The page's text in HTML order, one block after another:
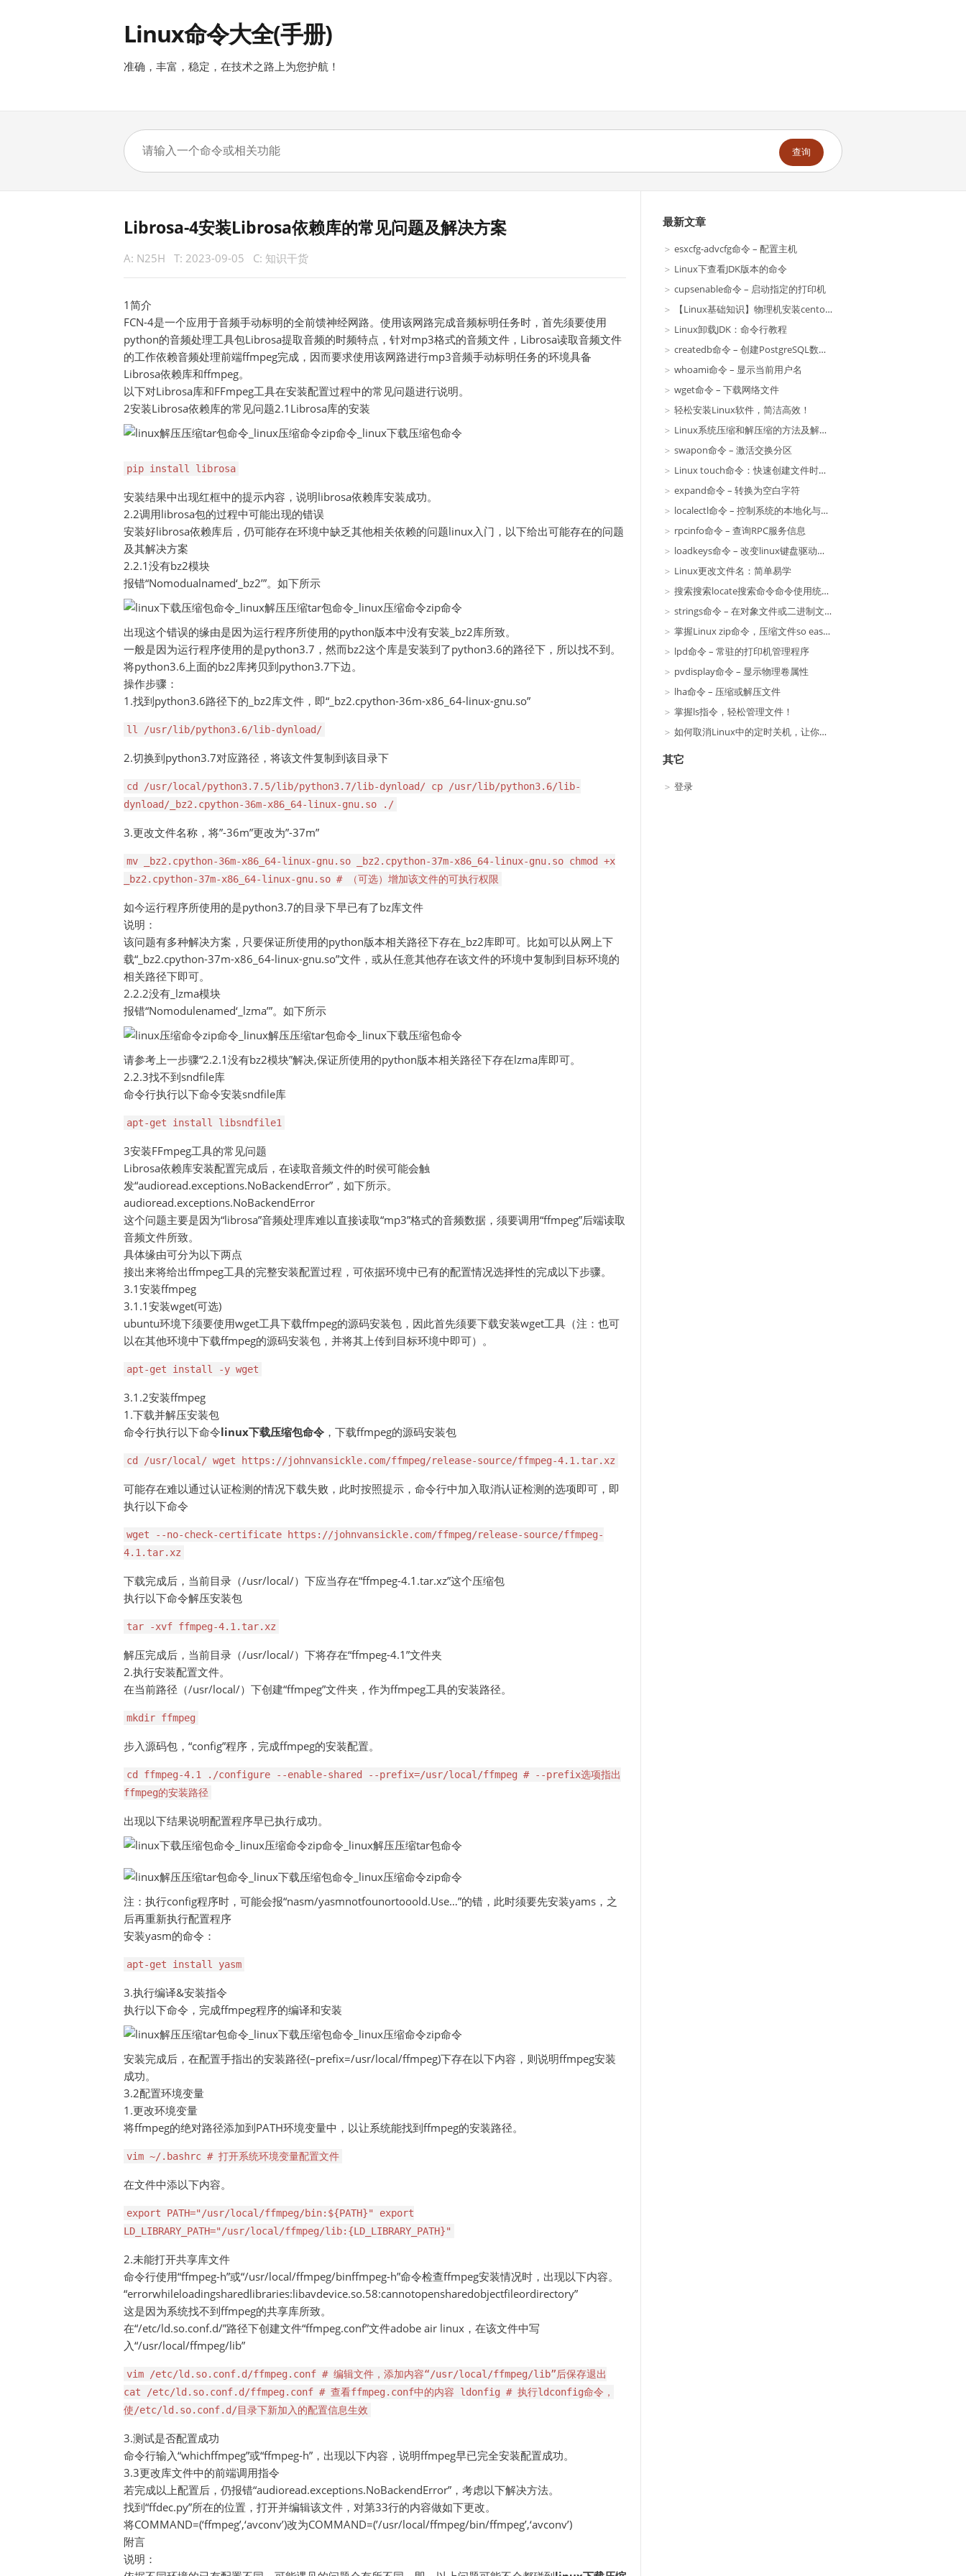
Linux命令大全(手册)
准确，丰富，稳定，在技术之路上为您护航！
查询
Librosa-4安装Librosa依赖库的常见问题及解决方案
A: N25H T: 2023-09-05 C: 知识干货
1简介
FCN-4是一个应用于音频手动标明的全前馈神经网路。使用该网路完成音频标明任务时，首先须要使用
python的音频处理工具包Librosa提取音频的时频特点，针对mp3格式的音频文件，Librosa读取音频文件
的工作依赖音频处理前端ffmpeg完成，因而要求使用该网路进行mp3音频手动标明任务的环境具备
Librosa依赖库和ffmpeg。
以下对Librosa库和FFmpeg工具在安装配置过程中的常见问题进行说明。
2安装Librosa依赖库的常见问题2.1Librosa库的安装
pip install librosa
安装结果中出现红框中的提示内容，说明librosa依赖库安装成功。
2.2调用librosa包的过程中可能出现的错误
安装好librosa依赖库后，仍可能存在环境中缺乏其他相关依赖的问题linux入门，以下给出可能存在的问题
及其解决方案
2.2.1没有bz2模块
报错“Nomodualnamed‘_bz2’”。如下所示
出现这个错误的缘由是因为运行程序所使用的python版本中没有安装_bz2库所致。
一般是因为运行程序使用的是python3.7，然而bz2这个库是安装到了python3.6的路径下，所以找不到。
将python3.6上面的bz2库拷贝到python3.7下边。
操作步骤：
1.找到python3.6路径下的_bz2库文件，即“_bz2.cpython-36m-x86_64-linux-gnu.so”
ll /usr/lib/python3.6/lib-dynload/
2.切换到python3.7对应路径，将该文件复制到该目录下
cd /usr/local/python3.7.5/lib/python3.7/lib-dynload/ cp /usr/lib/python3.6/lib-
dynload/_bz2.cpython-36m-x86_64-linux-gnu.so ./
3.更改文件名称，将”-36m”更改为”-37m”
mv _bz2.cpython-36m-x86_64-linux-gnu.so _bz2.cpython-37m-x86_64-linux-gnu.so chmod +x
_bz2.cpython-37m-x86_64-linux-gnu.so # （可选）增加该文件的可执行权限
如今运行程序所使用的是python3.7的目录下早已有了bz库文件
说明：
该问题有多种解决方案，只要保证所使用的python版本相关路径下存在_bz2库即可。比如可以从网上下
载“_bz2.cpython-37m-x86_64-linux-gnu.so”文件，或从任意其他存在该文件的环境中复制到目标环境的
相关路径下即可。
2.2.2没有_lzma模块
报错“Nomodulenamed‘_lzma’”。如下所示
请参考上一步骤“2.2.1没有bz2模块”解决,保证所使用的python版本相关路径下存在lzma库即可。
2.2.3找不到sndfile库
命令行执行以下命令安装sndfile库
apt-get install libsndfile1
3安装FFmpeg工具的常见问题
Librosa依赖库安装配置完成后，在读取音频文件的时侯可能会触
发“audioread.exceptions.NoBackendError”，如下所示。
audioread.exceptions.NoBackendError
这个问题主要是因为“librosa”音频处理库难以直接读取“mp3”格式的音频数据，须要调用“ffmpeg”后端读取
音频文件所致。
具体缘由可分为以下两点
接出来将给出ffmpeg工具的完整安装配置过程，可依据环境中已有的配置情况选择性的完成以下步骤。
3.1安装ffmpeg
3.1.1安装wget(可选)
ubuntu环境下须要使用wget工具下载ffmpeg的源码安装包，因此首先须要下载安装wget工具（注：也可
以在其他环境中下载ffmpeg的源码安装包，并将其上传到目标环境中即可）。
apt-get install -y wget
3.1.2安装ffmpeg
1.下载并解压安装包
命令行执行以下命令linux下载压缩包命令 ，下载ffmpeg的源码安装包
cd /usr/local/ wget https://johnvansickle.com/ffmpeg/release-source/ffmpeg-4.1.tar.xz
可能存在难以通过认证检测的情况下载失败，此时按照提示，命令行中加入取消认证检测的选项即可，即
执行以下命令
wget --no-check-certificate https://johnvansickle.com/ffmpeg/release-source/ffmpeg-
4.1.tar.xz
下载完成后，当前目录（/usr/local/）下应当存在“ffmpeg-4.1.tar.xz”这个压缩包
执行以下命令解压安装包
tar -xvf ffmpeg-4.1.tar.xz
解压完成后，当前目录（/usr/local/）下将存在“ffmpeg-4.1”文件夹
2.执行安装配置文件。
在当前路径（/usr/local/）下创建“ffmpeg”文件夹，作为ffmpeg工具的安装路径。
mkdir ffmpeg
步入源码包，“config”程序，完成ffmpeg的安装配置。
cd ffmpeg-4.1 ./configure --enable-shared --prefix=/usr/local/ffmpeg # --prefix选项指出
ffmpeg的安装路径
出现以下结果说明配置程序早已执行成功。
注：执行config程序时，可能会报“nasm/yasmnotfounortooold.Use…”的错，此时须要先安装yams，之
后再重新执行配置程序
安装yasm的命令：
apt-get install yasm
3.执行编译&安装指令
执行以下命令，完成ffmpeg程序的编译和安装
安装完成后，在配置手指出的安装路径(–prefix=/usr/local/ffmpeg)下存在以下内容，则说明ffmpeg安装
成功。
3.2配置环境变量
1.更改环境变量
将ffmpeg的绝对路径添加到PATH环境变量中，以让系统能找到ffmpeg的安装路径。
vim ~/.bashrc # 打开系统环境变量配置文件
在文件中添以下内容。
export PATH="/usr/local/ffmpeg/bin:${PATH}" export
LD_LIBRARY_PATH="/usr/local/ffmpeg/lib:{LD_LIBRARY_PATH}"
2.未能打开共享库文件
命令行使用“ffmpeg-h”或“/usr/local/ffmpeg/binffmpeg-h”命令检查ffmpeg安装情况时，出现以下内容。
“errorwhileloadingsharedlibraries:libavdevice.so.58:cannotopensharedobjectfileordirectory”
这是因为系统找不到ffmpeg的共享库所致。
在“/etc/ld.so.conf.d/”路径下创建文件“ffmpeg.conf”文件adobe air linux，在该文件中写
入“/usr/local/ffmpeg/lib”
vim /etc/ld.so.conf.d/ffmpeg.conf # 编辑文件，添加内容“/usr/local/ffmpeg/lib”后保存退出
cat /etc/ld.so.conf.d/ffmpeg.conf # 查看ffmpeg.conf中的内容 ldonfig # 执行ldconfig命令，
使/etc/ld.so.conf.d/目录下新加入的配置信息生效
3.测试是否配置成功
命令行输入“whichffmpeg”或“ffmpeg-h”，出现以下内容，说明ffmpeg早已完全安装配置成功。
3.3更改库文件中的前端调用指令
若完成以上配置后，仍报错“audioread.exceptions.NoBackendError”，考虑以下解决方法。
找到“ffdec.py”所在的位置，打开并编辑该文件，对第33行的内容做如下更改。
将COMMAND=(‘ffmpeg’,‘avconv’)改为COMMAND=(’/usr/local/ffmpeg/bin/ffmpeg’,‘avconv’)
附言
说明：
最新文章
esxcfg-advcfg命令 – 配置主机
Linux下查看JDK版本的命令
cupsenable命令 – 启动指定的打印机
【Linux基础知识】物理机安装centos7.6发行版的版本
Linux卸载JDK：命令行教程
createdb命令 – 创建PostgreSQL数据库
whoami命令 – 显示当前用户名
wget命令 – 下载网络文件
轻松安装Linux软件，简洁高效！
Linux系统压缩和解压缩的方法及解决办法
swapon命令 – 激活交换分区
Linux touch命令：快速创建文件时间戳的方法
expand命令 – 转换为空白字符
localectl命令 – 控制系统的本地化与键盘布局
rpcinfo命令 – 查询RPC服务信息
loadkeys命令 – 改变linux键盘驱动程序
Linux更改文件名：简单易学
搜索搜索locate搜索命令命令使用统计及删除统计查看
strings命令 – 在对象文件或二进制文件中查找可打印的字符串
掌握Linux zip命令，压缩文件so easy！
lpd命令 – 常驻的打印机管理程序
pvdisplay命令 – 显示物理卷属性
lha命令 – 压缩或解压文件
掌握ls指令，轻松管理文件！
如何取消Linux中的定时关机，让你的系统无忧运行？
其它
登录